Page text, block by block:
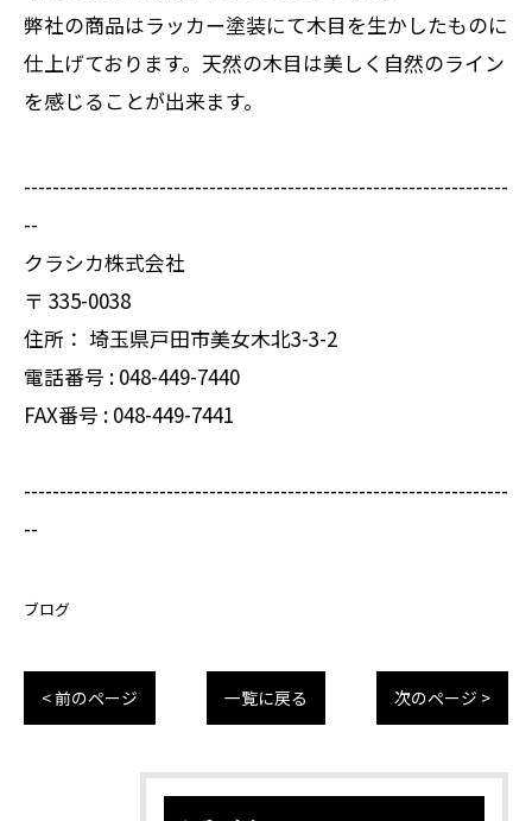
弊社の商品はラッカー塗装にて木目を生かしたものに
仕上げております。天然の木目は美しく自然のライン
を感じることが出来ます。
--------------------------------------------------------------------
--
クラシカ株式会社
〒 335-0038
住所： 埼玉県戸田市美女木北3-3-2
電話番号 : 048-449-7440
FAX番号 : 048-449-7441
--------------------------------------------------------------------
--
ブログ
< 前のページ 一覧に戻る 次のページ >